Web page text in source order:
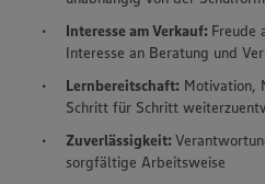
Interesse am Verkauf: Freude
Interesse an Beratung und
Lernbereitschaft: Motivation,
Schritt für Schritt
Zuverlässigkeit:
sorgfältige Arbeitsweise